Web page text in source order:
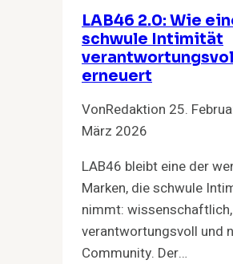
LAB46 2.0: Wie
schwule Intimität
erneuert
VonRedaktion 25.
März 2026
LAB46 bleibt eine der
Marken, die schwule
nimmt: wissenschaftlich,
verantwortungsvoll und
Community. Der…